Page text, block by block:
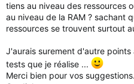
tiens au niveau des ressources
au niveau de la RAM ? sachant
ressources se trouvent surtout
J'aurais surement d'autre
tests que je réalise ...
Merci bien pour vos suggestions.